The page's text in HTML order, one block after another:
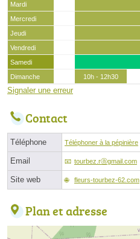
Mardi
Mercredi
Jeudi
Vendredi
Samedi
Dimanche
10h - 12h30
Signaler une erreur
Contact
Téléphone Téléphoner à la pépinière
Email tourbez.rⓐgmail.com
Site web fleurs-tourbez-62.com
Plan et adresse